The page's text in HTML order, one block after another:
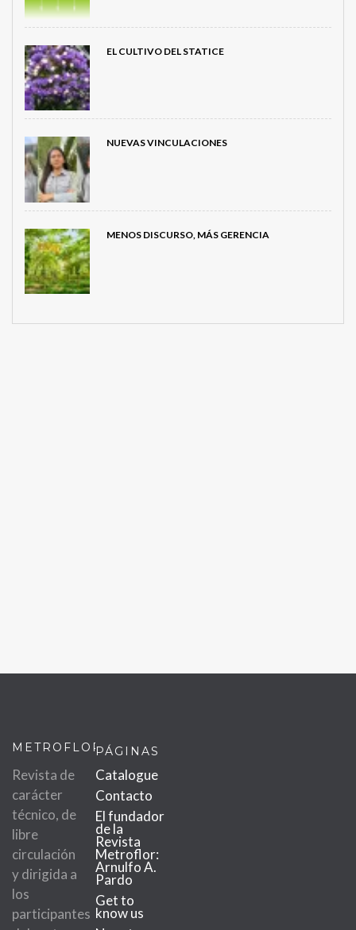
EL CULTIVO DEL STATICE
NUEVAS VINCULACIONES
MENOS DISCURSO, MÁS GERENCIA
METROFLOR
Revista de
carácter
técnico, de
libre
circulación
y dirigida a
los
participantes
PÁGINAS
Catalogue
Contacto
El fundador
de la
Revista
Metroflor:
Arnulfo A.
Pardo
Get to
know us